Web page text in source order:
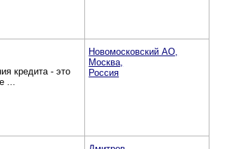
кредита - это
...
Новомосковский АО,
Москва,
Россия